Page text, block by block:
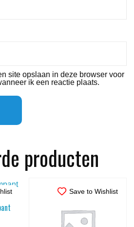
site opslaan in deze browser voor
ik een reactie plaats.
producten
Save to Wishlist